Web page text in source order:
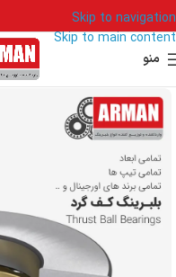
Skip to navigation
Skip to main content
منو